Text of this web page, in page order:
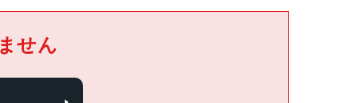
せん